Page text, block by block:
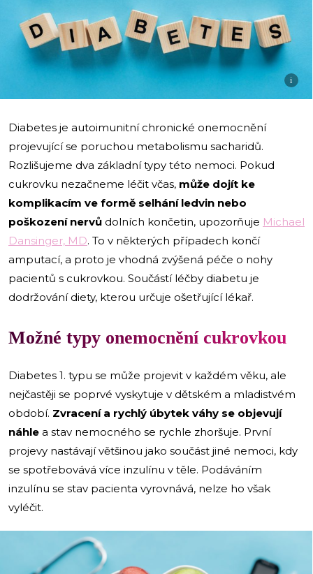
i
Diabetes je autoimunitní chronické onemocnění
projevující se poruchou metabolismu sacharidů.
Rozlišujeme dva základní typy této nemoci. Pokud
cukrovku nezačneme léčit včas, může dojít ke
komplikacím ve formě selhání ledvin nebo
poškození nervů dolních končetin, upozorňuje Michael
Dansinger, MD. To v některých případech končí
amputací, a proto je vhodná zvýšená péče o nohy
pacientů s cukrovkou. Součástí léčby diabetu je
dodržování diety, kterou určuje ošetřující lékař.
Možné typy onemocnění cukrovkou
Diabetes 1. typu se může projevit v každém věku, ale
nejčastěji se poprvé vyskytuje v dětském a mladistvém
období. Zvracení a rychlý úbytek váhy se objevují
náhle a stav nemocného se rychle zhoršuje. První
projevy nastávají většinou jako součást jiné nemoci, kdy
se spotřebovává více inzulínu v těle. Podáváním
inzulínu se stav pacienta vyrovnává, nelze ho však
vyléčit.